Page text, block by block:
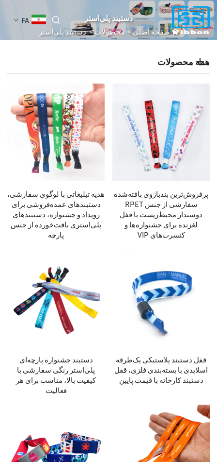
FA دستبند پلی‌استر
صفحه اصلی>محصولات>دستبند پلی‌استر
همه محصولات
پرفروش‌ترین بندبازوی بافته‌شده
سفارشی از جنس RPET
دوستدار محیط‌زیست با قفل
لغزنده برای جشنواره‌ها و
کنسرت‌های VIP
هدیه تبلیغاتی با لوگوی سفارشی،
دستبندهای عمده‌فروشی برای
رویداد و جشنواره، دستبندهای
پلی‌استری بافت‌خورده از جنس
پارچه
قفل دستبند پلاستیکی یک‌طرفه
اسلایدی با بسته‌بندی فلزی، قفل
دستبند کارخانه با قیمت پایین
دستبند جشنواره پارچه‌ای
پلی‌استر رنگی سفارشی با
کیفیت بالا، مناسب برای هر
فعالیت